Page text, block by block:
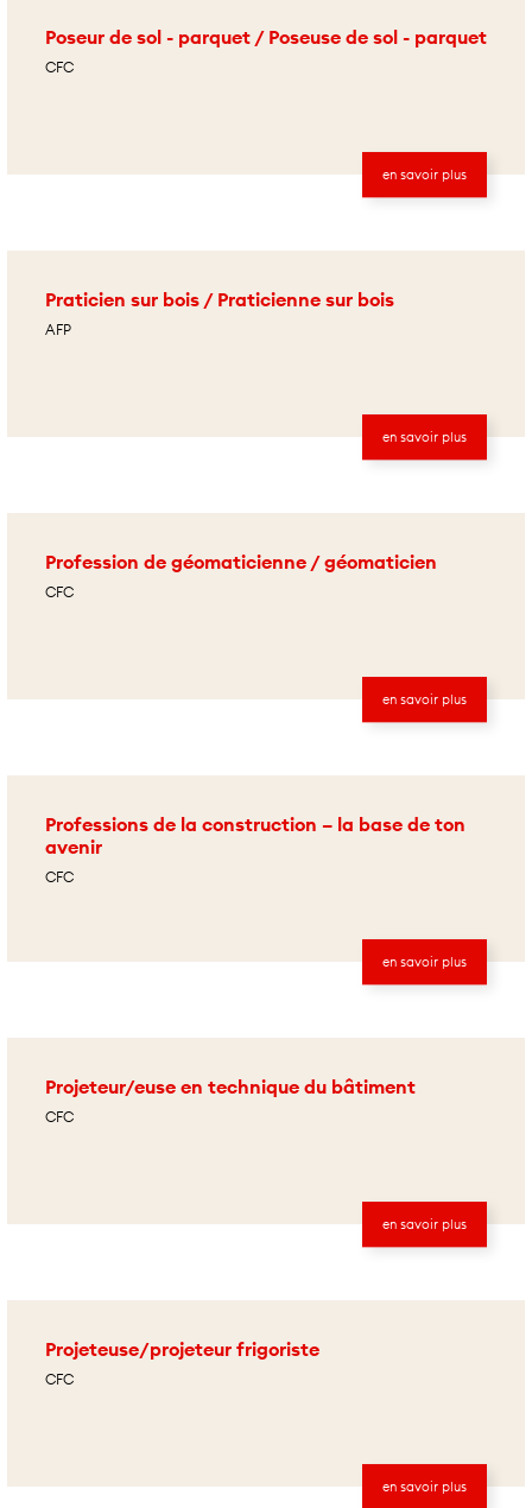
Poseur de sol - parquet / Poseuse de sol - parquet
CFC
en savoir plus
Praticien sur bois / Praticienne sur bois
AFP
en savoir plus
Profession de géomaticienne / géomaticien
CFC
en savoir plus
Professions de la construction – la base de ton
avenir
CFC
en savoir plus
Projeteur/euse en technique du bâtiment
CFC
en savoir plus
Projeteuse/projeteur frigoriste
CFC
en savoir plus